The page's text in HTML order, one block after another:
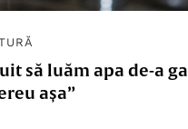
să luăm apa de-a
așa”